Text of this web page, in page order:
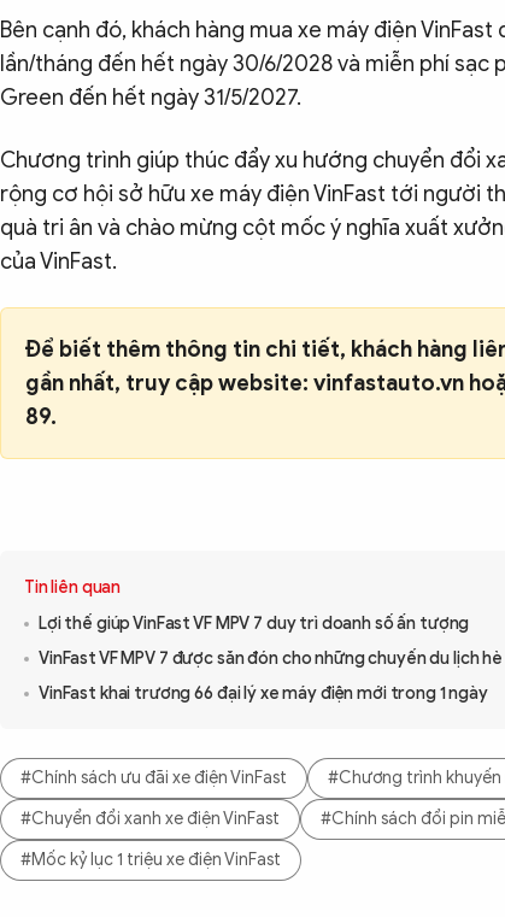
Bên cạnh đó, khách hàng mua xe máy điện
lần/tháng đến hết ngày 30/6/2028 và miễn phí sạc
Green đến hết ngày 31/5/2027.
Chương trình giúp thúc đẩy xu hướng chuyển đổi
rộng cơ hội sở hữu xe máy điện VinFast tới người
quà tri ân và chào mừng cột mốc ý nghĩa xuất
của VinFast.
Để biết thêm thông tin chi tiết, khách hàng
gần nhất, truy cập website: vinfastauto.vn
89.
Tin liên quan
Lợi thế giúp VinFast VF MPV 7 duy trì doanh số ấn tượng
VinFast VF MPV 7 được săn đón cho những chuyến du lịch hè
VinFast khai trương 66 đại lý xe máy điện mới trong 1 ngày
#Chính sách ưu đãi xe điện VinFast
#Chương trình
#Chuyển đổi xanh xe điện VinFast
#Chính sách đổi pin
#Mốc kỷ lục 1 triệu xe điện VinFast